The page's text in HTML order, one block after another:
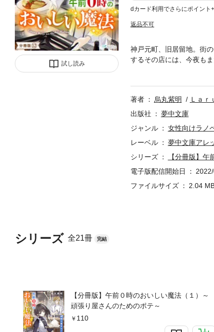
試し読み
dカード利用でさらにポイント
返品不可
シリーズ 全21冊 完結
【分冊版】午前０時のおいしい魔法（１）～
頑張り屋さんのためのポテ～
110
神戸元町、旧居留地。街
するその店には、今夜も
謎めくイケメンシェフ・
オムレット』の他、そっ
入にご注意ください。
著者 烏丸紫明
Ｌａｒ
出版社
夢中文庫
ジャンル
女性向けラノ
レーベル
夢中文庫アレ
シリーズ
【分冊版】午
電子版配信開始日
ファイルサイズ
2.04